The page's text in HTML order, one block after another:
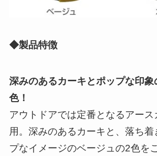
◆製品特徴
深みのあるカーキとポップな印象
色！
アウトドアでは定番となるアース
用。深みのあるカーキと、落ち着
プなイメージのベージュの2色を